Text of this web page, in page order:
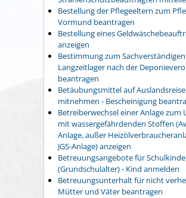
Bestellung der Pflegeeltern zum
Vormund beantragen
Bestellung eines
anzeigen
Bestimmung zum
Langzeitlager nach der
beantragen
Betäubungsmittel auf
mitnehmen - Bescheinigung
Betreiberwechsel einer Anlage zum
mit wassergefährdenden Stoffen
Anlage, außer
JGS-Anlage) anzeigen
Betreuungsangebote für
(Grundschulalter) - Kind anmelden
Betreuungsunterhalt für nicht
Mütter und Väter beantragen